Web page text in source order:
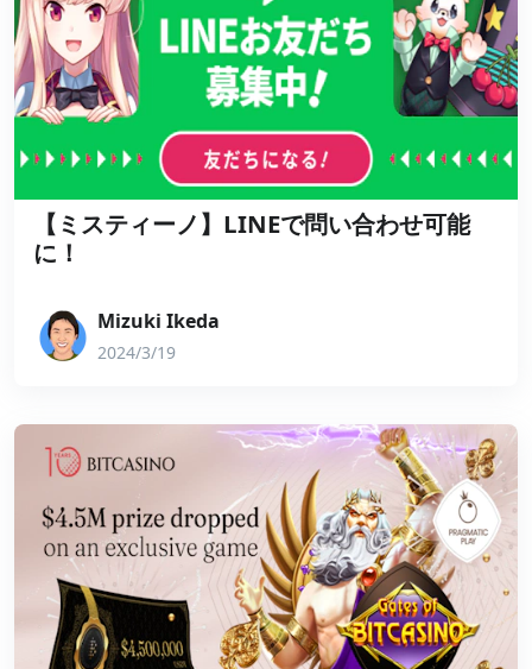
【ミスティーノ】LINEで問い合わせ可能
に！
Mizuki Ikeda
2024/3/19